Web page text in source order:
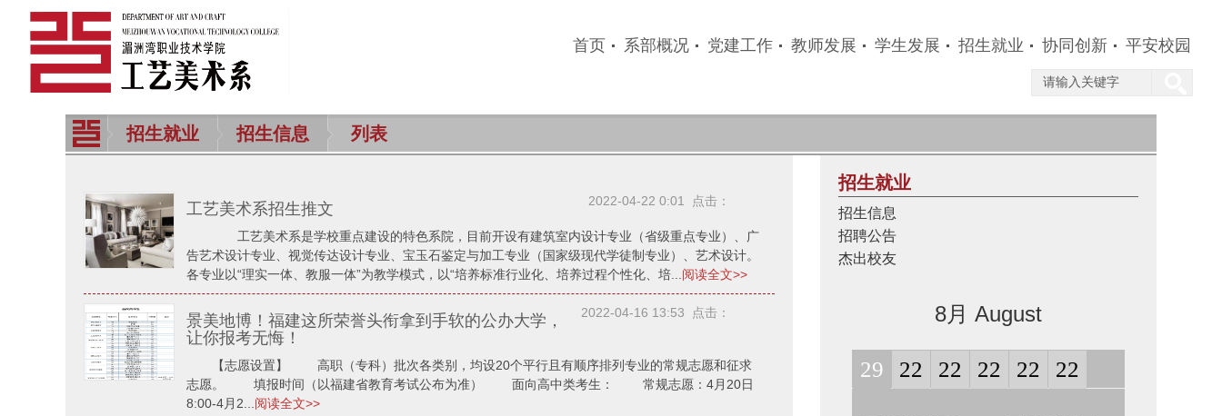
首页 系部概况 党建工作 教师发展 学生发展 招生就业 协同创新 平安校园
招生就业 招生信息 列表
2022-04-22 0:01 点击：
工艺美术系招生推文
工艺美术系是学校重点建设的特色系院，目前开设有建筑室内设计专业（省级重点专业）、广
告艺术设计专业、视觉传达设计专业、宝玉石鉴定与加工专业（国家级现代学徒制专业）、艺术设计。
各专业以“理实一体、教服一体”为教学模式，以“培养标准行业化、培养过程个性化、培... 阅读全文>>
2022-04-16 13:53 点击：
景美地博！福建这所荣誉头衔拿到手软的公办大学，
让你报考无悔！
【志愿设置】 高职（专科）批次各类别，均设20个平行且有顺序排列专业的常规志愿和征求
志愿。 填报时间（以福建省教育考试公布为准） 面向高中类考生： 常规志愿：4月20日
8:00-4月2... 阅读全文>>
招生就业
招生信息
招聘公告
杰出校友
8月 August
29 22 22 22 22 22